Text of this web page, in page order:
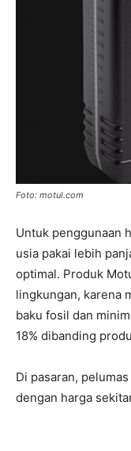
Foto: motul.com
Untuk penggunaan
usia pakai lebih
optimal. Produk
lingkungan, karena
baku fosil dan
18% dibanding
Di pasaran,
dengan harga